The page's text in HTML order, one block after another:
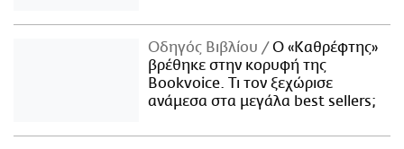
Οδηγός Βιβλίου
Ο «Καθρέφτης»
βρέθηκε στην κορυφή της
Bookvoice. Τι τον ξεχώρισε
ανάμεσα στα μεγάλα best sellers;